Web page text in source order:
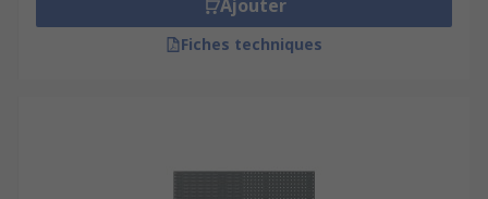
Ajouter
Fiches techniques